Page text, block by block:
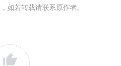
如若转载请联系原作者。